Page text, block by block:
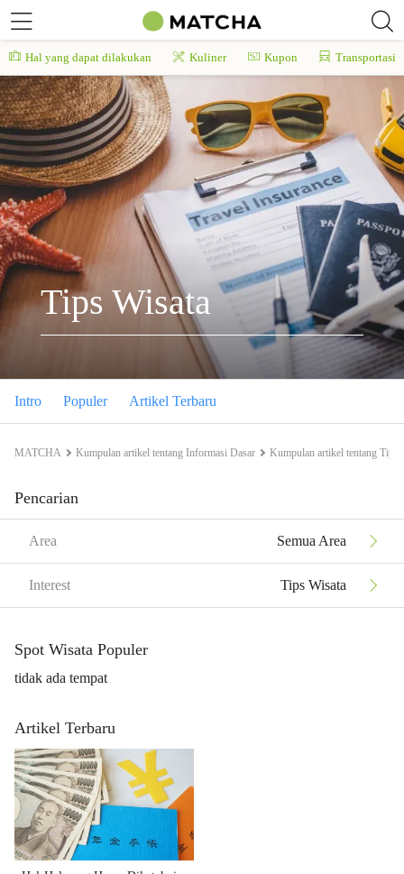
Hal yang dapat dilakukan Kuliner Kupon Transportasi
Tips Wisata
Intro Populer Artikel Terbaru
MATCHA Kumpulan artikel tentang Informasi Dasar Kumpulan artikel tentang Tips
Pencarian
Area Semua Area
Interest Tips Wisata
Spot Wisata Populer
tidak ada tempat
Artikel Terbaru